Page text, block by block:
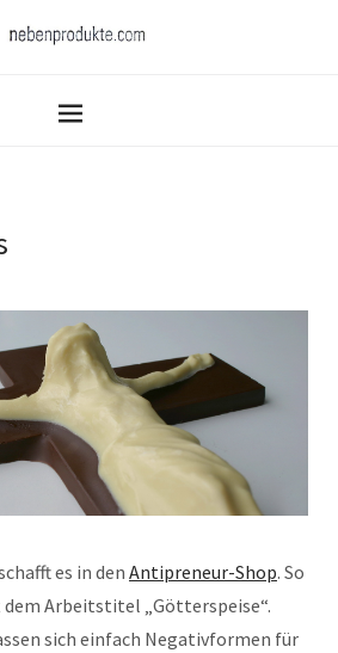
es in den Antipreneur-Shop. So
Arbeitstitel „Götterspeise“.
sich einfach Negativformen für